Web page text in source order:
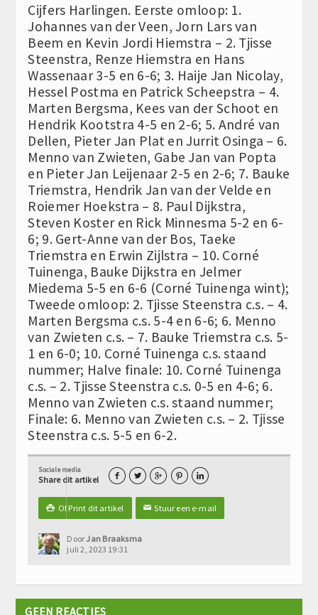
Cijfers Harlingen. Eerste omloop: 1.
Johannes van der Veen, Jorn Lars van
Beem en Kevin Jordi Hiemstra – 2. Tjisse
Steenstra, Renze Hiemstra en Hans
Wassenaar 3-5 en 6-6; 3. Haije Jan Nicolay,
Hessel Postma en Patrick Scheepstra – 4.
Marten Bergsma, Kees van der Schoot en
Hendrik Kootstra 4-5 en 2-6; 5. André van
Dellen, Pieter Jan Plat en Jurrit Osinga – 6.
Menno van Zwieten, Gabe Jan van Popta
en Pieter Jan Leijenaar 2-5 en 2-6; 7. Bauke
Triemstra, Hendrik Jan van der Velde en
Roiemer Hoekstra – 8. Paul Dijkstra,
Steven Koster en Rick Minnesma 5-2 en 6-
6; 9. Gert-Anne van der Bos, Taeke
Triemstra en Erwin Zijlstra – 10. Corné
Tuinenga, Bauke Dijkstra en Jelmer
Miedema 5-5 en 6-6 (Corné Tuinenga wint);
Tweede omloop: 2. Tjisse Steenstra c.s. – 4.
Marten Bergsma c.s. 5-4 en 6-6; 6. Menno
van Zwieten c.s. – 7. Bauke Triemstra c.s. 5-
1 en 6-0; 10. Corné Tuinenga c.s. staand
nummer; Halve finale: 10. Corné Tuinenga
c.s. – 2. Tjisse Steenstra c.s. 0-5 en 4-6; 6.
Menno van Zwieten c.s. staand nummer;
Finale: 6. Menno van Zwieten c.s. – 2. Tjisse
Steenstra c.s. 5-5 en 6-2.
Sociale media
Share dit artikel     
 Of Print dit artikel ✉Stuur een e-mail
DoorJan Braaksma
juli 2, 2023 19:31
GEEN REACTIES